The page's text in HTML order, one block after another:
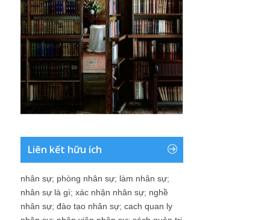
Liên kết hữu ích
nhân sự; phòng nhân sự; làm nhân sự;
nhân sự là gì; xác nhận nhân sự; nghề
nhân sự; đào tạo nhân sự; cach quan ly